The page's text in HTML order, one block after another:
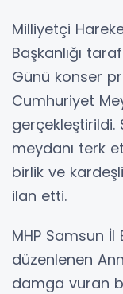
Milliyetçi
Başkanlığı
Günü konser
Cumhuriyet
gerçekleştirildi.
meydanı terk
birlik ve
ilan etti.
MHP Samsun İl
düzenlenen
damga vuran